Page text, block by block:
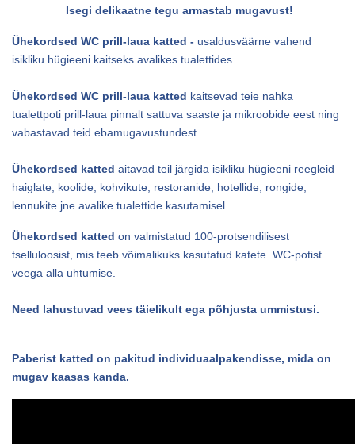
Isegi delikaatne tegu armastab mugavust!
Ühekordsed WC prill-laua katted - usaldusväärne vahend
isikliku hügieeni kaitseks avalikes tualettides.
Ühekordsed WC prill-laua katted kaitsevad teie nahka
tualettpoti prill-laua pinnalt sattuva saaste ja mikroobide eest ning
vabastavad teid ebamugavustundest.
Ühekordsed katted aitavad teil järgida isikliku hügieeni reegleid
haiglate, koolide, kohvikute, restoranide, hotellide, rongide,
lennukite jne avalike tualettide kasutamisel.
Ühekordsed katted on valmistatud 100-protsendilisest
tselluloosist, mis teeb võimalikuks kasutatud katete WC-potist
veega alla uhtumise.
Need lahustuvad vees täielikult ega põhjusta ummistusi.
Paberist katted on pakitud individuaalpakendisse, mida on
mugav kaasas kanda.